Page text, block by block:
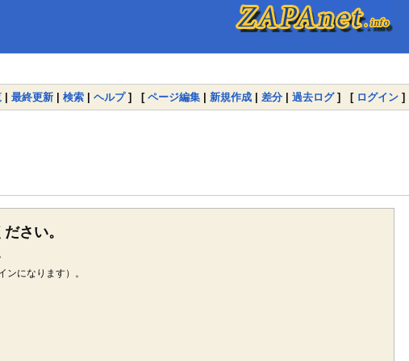
| 最終更新 | 検索 | ヘルプ] [ ページ編集 | 新規作成 | 差分 | 過去ログ] [ ログイン ]
さい。
になります）。